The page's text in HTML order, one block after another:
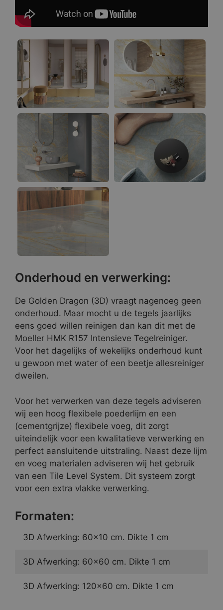
Onderhoud en verwerking:
De Golden Dragon (3D) vraagt nagenoeg geen
onderhoud. Maar mocht u de tegels jaarlijks
eens goed willen reinigen dan kan dit met de
Moeller HMK R157 Intensieve Tegelreiniger.
Voor het dagelijks of wekelijks onderhoud kunt
u gewoon met water of een beetje allesreiniger
dweilen.
Voor het verwerken van deze tegels adviseren
wij een hoog flexibele poederlijm en een
(cementgrijze) flexibele voeg, dit zorgt
uiteindelijk voor een kwalitatieve verwerking en
perfect aansluitende uitstraling. Naast deze lijm
en voeg materialen adviseren wij het gebruik
van een Tile Level System. Dit systeem zorgt
voor een extra vlakke verwerking.
Formaten:
3D Afwerking: 60×10 cm. Dikte 1 cm
3D Afwerking: 60×60 cm. Dikte 1 cm
3D Afwerking: 120×60 cm. Dikte 1 cm